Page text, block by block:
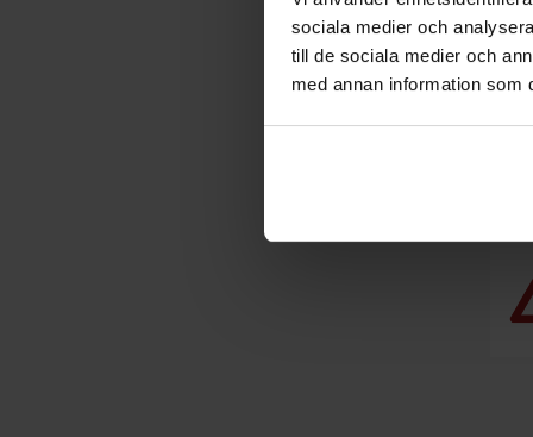
sociala medier och
till de sociala medier och
med annan information som
Pris
Inkl. moms
229 800
Exkl. moms